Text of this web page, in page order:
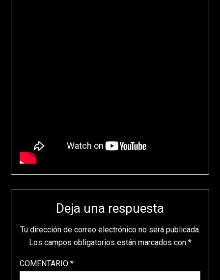
Deja una respuesta
Tu dirección de correo electrónico no será publicada.
Los campos obligatorios están marcados con *
COMENTARIO *